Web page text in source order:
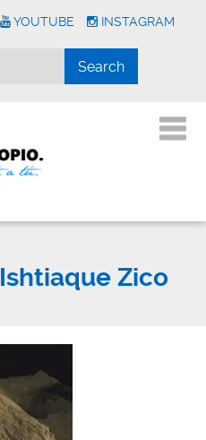
YOUTUBE INSTAGRAM
Ishtiaque Zico